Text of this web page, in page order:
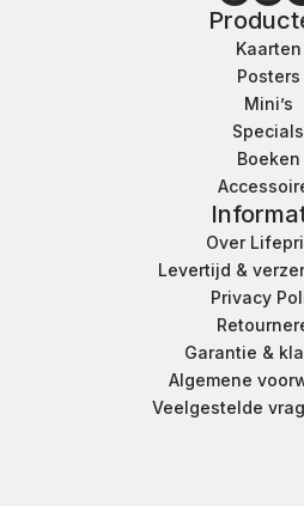
Kaarten
Posters
Mini’s
Specials
Boeken
Over
Levertijd &
Privacy
Garantie &
Algemene
Veelgestelde